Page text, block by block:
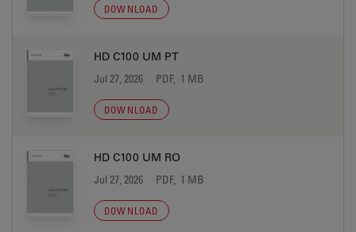
DOWNLOAD
HD C100 UM PT
Jul 27, 2026 PDF, 1 MB
DOWNLOAD
HD C100 UM RO
Jul 27, 2026 PDF, 1 MB
DOWNLOAD